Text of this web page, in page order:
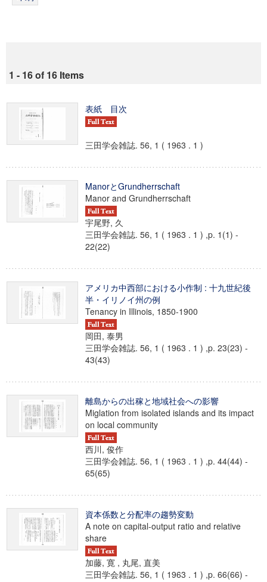
1 - 16 of 16 Items
表紙 目次
三田学会雑誌. 56, 1 ( 1963 . 1 )
ManorとGrundherrschaft
Manor and Grundherrschaft
宇尾野, 久
三田学会雑誌. 56, 1 ( 1963 . 1 ) ,p. 1(1) -
22(22)
アメリカ中西部における小作制 : 十九世紀後
半・イリノイ州の例
Tenancy in Illinois, 1850-1900
岡田, 泰男
三田学会雑誌. 56, 1 ( 1963 . 1 ) ,p. 23(23) -
43(43)
離島からの出稼と地域社会への影響
Miglation from isolated islands and its impact
on local community
西川, 俊作
三田学会雑誌. 56, 1 ( 1963 . 1 ) ,p. 44(44) -
65(65)
資本係数と分配率の趨勢変動
A note on capital-output ratio and relative
share
加藤, 寛 , 丸尾, 直美
三田学会雑誌. 56, 1 ( 1963 . 1 ) ,p. 66(66) -